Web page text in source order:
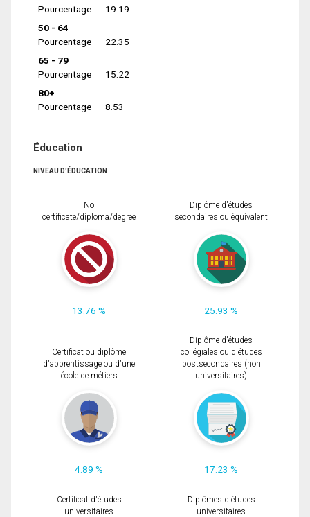
Pourcentage
19.19
50 - 64
Pourcentage
22.35
65 - 79
Pourcentage
15.22
80+
Pourcentage
8.53
Éducation
NIVEAU D'ÉDUCATION
No
certificate/diploma/degree
13.76 %
Diplôme d'études
secondaires ou équivalent
25.93 %
Certificat ou diplôme
d'apprentissage ou d'une
école de métiers
4.89 %
Diplôme d'études
collégiales ou d'études
postsecondaires (non
universitaires)
17.23 %
Certificat d'études
universitaires
Diplômes d'études
universitaires